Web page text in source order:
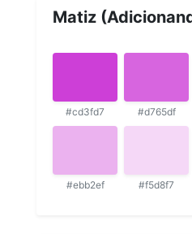
Matiz
#cd3fd7 #d765df
#ebb2ef #f5d8f7